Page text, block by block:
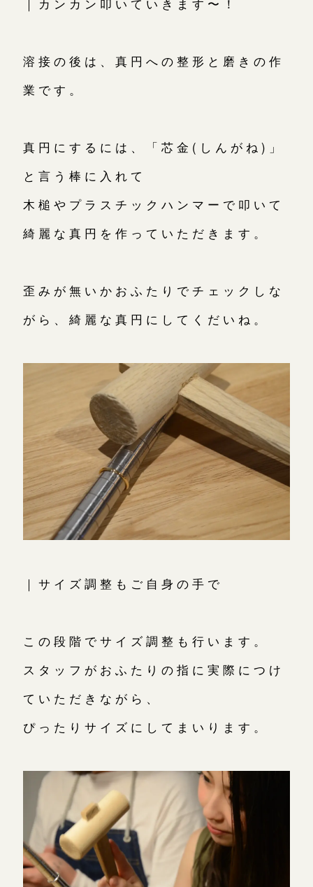
｜カンカン叩いていきます〜！
溶接の後は、真円への整形と磨きの作
業です。
真円にするには、「芯金(しんがね)」
と言う棒に入れて
木槌やプラスチックハンマーで叩いて
綺麗な真円を作っていただきます。
歪みが無いかおふたりでチェックしな
がら、綺麗な真円にしてくだいね。
｜サイズ調整もご自身の手で
この段階でサイズ調整も行います。
スタッフがおふたりの指に実際につけ
ていただきながら、
ぴったりサイズにしてまいります。